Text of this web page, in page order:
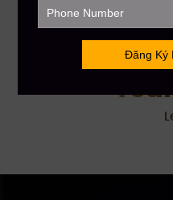
30H
Thời lượng học